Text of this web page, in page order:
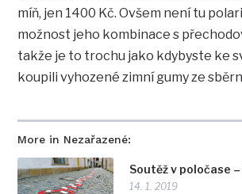
More in Nezařazené:
Soutěž v poločase
14. 1. 2019
míň, jen 1400 Kč. Ovšem není tu
možnost jeho kombinace s
takže je to trochu jako kdybyste ke
koupili vyhozené zimní gumy ze